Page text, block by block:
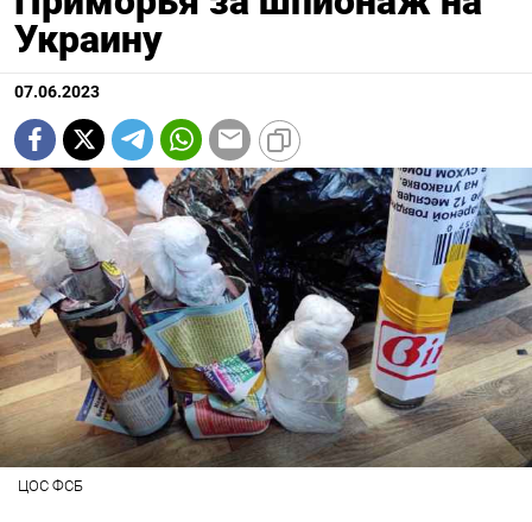
Украину
07.06.2023
ЦОС ФСБ